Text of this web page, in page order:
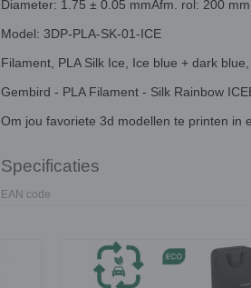
Diameter: 1.75 ± 0.05 mmAfm. rol: 200
Model: 3DP-PLA-SK-01-ICE
Filament, PLA Silk Ice, Ice blue + dark
Gembird - PLA Filament - Silk Rainbow
Om jou favoriete 3d modellen te printen in
Specificaties
EAN code